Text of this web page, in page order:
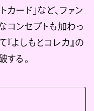
カード」など、ファン
コンセプトも加わっ
『よしもとコレカ』の
る。